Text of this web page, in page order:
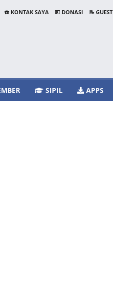
☎️ KONTAK SAYA 💵 DONASI
📝
SIPIL APPS